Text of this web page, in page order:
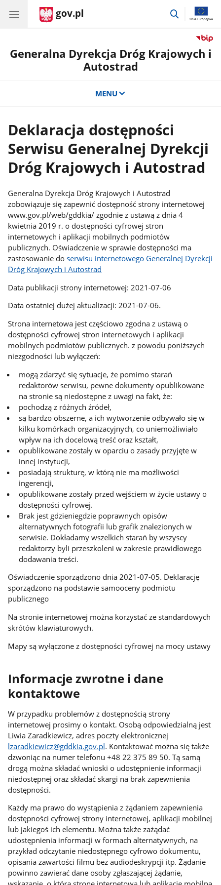
gov.pl
przejdź
Generalna Dyrekcja Dróg Krajowych i
Autostrad
MENU
Deklaracja dostępności
Serwisu Generalnej Dyrekcji
Dróg Krajowych i Autostrad
Generalna Dyrekcja Dróg Krajowych i Autostrad
zobowiązuje się zapewnić dostępność strony internetowej
www.gov.pl/web/gddkia/ zgodnie z ustawą z dnia 4
kwietnia 2019 r. o dostępności cyfrowej stron
internetowych i aplikacji mobilnych podmiotów
publicznych. Oświadczenie w sprawie dostępności ma
zastosowanie doserwisu internetowego Generalnej Dyrekcji
Dróg Krajowych i Autostrad
Data publikacji strony internetowej: 2021-07-06
Data ostatniej dużej aktualizacji:2021-07-06.
Strona internetowa jest częściowo zgodna z ustawą o
dostępności cyfrowej stron internetowych i aplikacji
mobilnych podmiotów publicznych. z powodu poniższych
niezgodności lub wyłączeń:
mogą zdarzyć się sytuacje, że pomimo starań
redaktorów serwisu, pewne dokumenty opublikowane
na stronie są niedostępne z uwagi na fakt, że:
pochodzą z różnych źródeł,
są bardzo obszerne, a ich wytworzenie odbywało się w
kilku komórkach organizacyjnych, co uniemożliwiało
wpływ na ich docelową treść oraz kształt,
opublikowane zostały w oparciu o zasady przyjęte w
innej instytucji,
posiadają strukturę, w którą nie ma możliwości
ingerencji,
opublikowane zostały przed wejściem w życie ustawy o
dostępności cyfrowej.
Brak jest gdzieniegdzie poprawnych opisów
alternatywnych fotografii lub grafik znalezionych w
serwisie. Dokładamy wszelkich starań by wszyscy
redaktorzy byli przeszkoleni w zakresie prawidłowego
dodawania treści.
Oświadczenie sporządzono dnia2021-07-05. Deklarację
sporządzono na podstawie samooceny podmiotu
publicznego
Na stronie internetowej można korzystać ze standardowych
skrótów klawiaturowych.
Mapy są wyłączone z dostępności cyfrowej na mocy ustawy
Informacje zwrotne i dane
kontaktowe
W przypadku problemów z dostępnością strony
internetowej prosimy o kontakt. Osobą odpowiedzialną jest
Liwia Zaradkiewicz, adres poczty elektronicznej
lzaradkiewicz@gddkia.gov.pl. Kontaktować można się także
dzwoniąc na numer telefonu+48 22 375 89 50. Tą samą
drogą można składać wnioski o udostępnienie informacji
niedostępnej oraz składać skargi na brak zapewnienia
dostępności.
Każdy ma prawo do wystąpienia z żądaniem zapewnienia
dostępności cyfrowej strony internetowej, aplikacji mobilnej
lub jakiegoś ich elementu. Można także zażądać
udostępnienia informacji w formach alternatywnych, na
przykład odczytanie niedostępnego cyfrowo dokumentu,
opisania zawartości filmu bez audiodeskrypcji itp. Żądanie
powinno zawierać dane osoby zgłaszającej żądanie,